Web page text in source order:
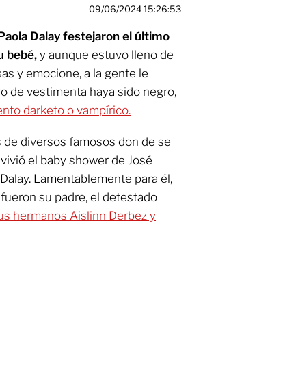
09/06/2024 15:26:53
Dalay festejaron el último
bebé, y aunque estuvo lleno de
y emocione, a la gente le
de vestimenta haya sido negro,
darketo o vampírico.
diversos famosos don de se
el baby shower de José
Lamentablemente para él,
su padre, el detestado
hermanos Aislinn Derbez y